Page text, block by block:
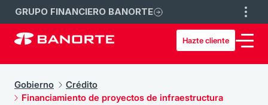
GRUPO FINANCIERO BANORTE
Hazte cliente
Gobierno
Crédito
Financiamiento de proyectos de infraestructura